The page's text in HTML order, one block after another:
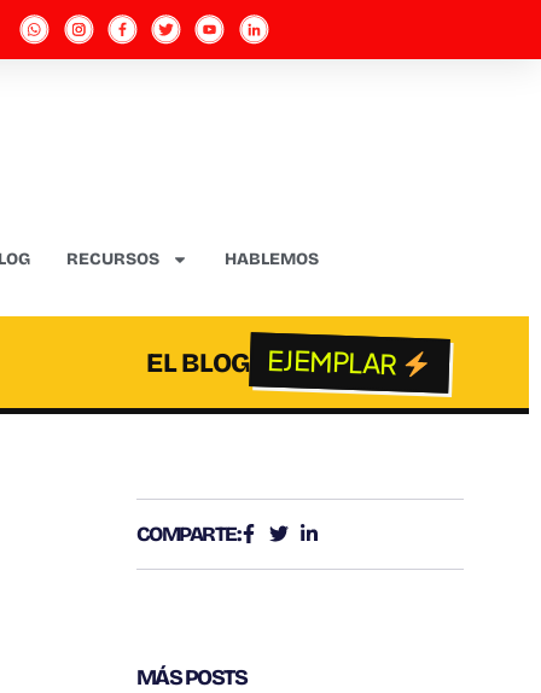
RECURSOS HABLEMOS
EL BLOG EJEMPLAR
COMPARTE:
MÁS POSTS